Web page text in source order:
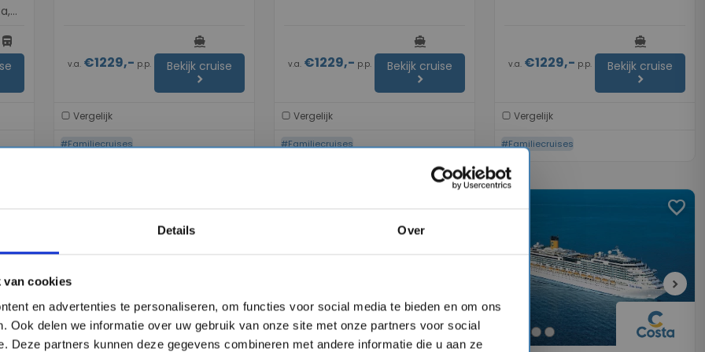
Details Over
van cookies
en advertenties te personaliseren, om functies voor social media te bieden en om ons
Ook delen we informatie over uw gebruik van onze site met onze partners voor social
Deze partners kunnen deze gegevens combineren met andere informatie die u aan ze
directions_bus
v.a.€1229,- p.p.
directions_boat
Bekijk cruise
chevron_right
Vergelijk
#Familiecruises
v.a.€1229,- p.p.
directions_boat
Bekijk cruise
chevron_right
Vergelijk
#Familiecruises
v.a.€1229,- p.p.
directions_boat
Bekijk cruise
chevron_right
Vergelijk
#Familiecruises
favorite
chevron_right
favorite favorite favorite
chevron_right